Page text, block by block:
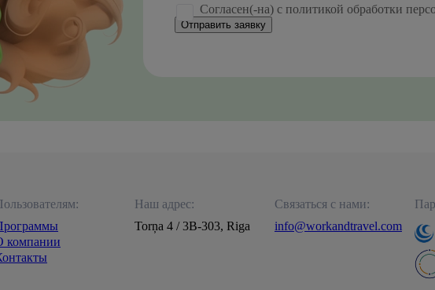
Согласен(-на) с политикой обработки
Отправить заявку
компании
Наш адрес:
Torņa 4 / 3B-303, Riga
Связаться с нами:
info@workandtravel.com